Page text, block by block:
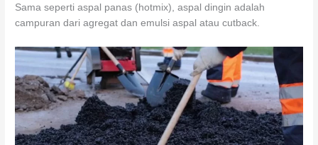
Sama seperti aspal panas (hotmix), aspal dingin adalah
campuran dari agregat dan emulsi aspal atau cutback.